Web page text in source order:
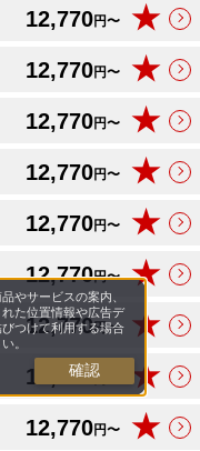
12,770円〜 ★
12,770円〜 ★
12,770円〜 ★
12,770円〜 ★
12,770円〜 ★
12,770円〜 ★
12,770円〜 ★
12,770円〜 ★
12,770円〜 ★
やサービスの案内、
た位置情報や広告デ
つけて利用する場合
。
確認